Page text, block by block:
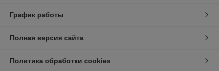
График работы
Полная версия сайта
Политика обработки cookies